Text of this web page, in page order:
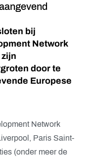
bij
Network
zijn
door te
Europese
Network
Paris Saint-
(onder meer de